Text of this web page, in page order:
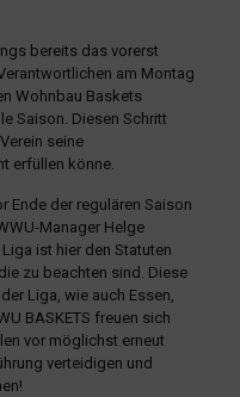
bereits das vorerst
am Montag
Wohnbau Baskets
Saison. Diesen Schritt
seine
erfüllen könne.
Ende der regulären Saison
Manager Helge
ist hier den Statuten
zu beachten sind. Diese
Liga, wie auch Essen,
BASKETS freuen sich
vor möglichst erneut
verteidigen und